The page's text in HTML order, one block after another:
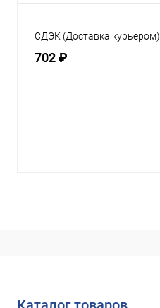
СДЭК (Доставка курьером)
702 ₽